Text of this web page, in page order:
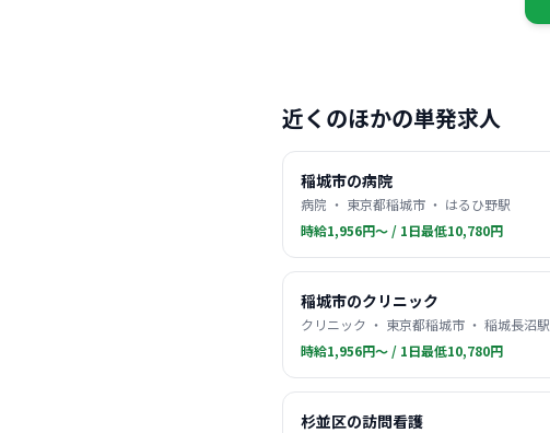
近くのほかの単発求人
稲城市の病院
病院 ・ 東京都稲城市 ・ はるひ野駅
時給1,956円〜 / 1日最低10,780円
稲城市のクリニック
クリニック ・ 東京都稲城市 ・ 稲城長沼駅
時給1,956円〜 / 1日最低10,780円
杉並区の訪問看護